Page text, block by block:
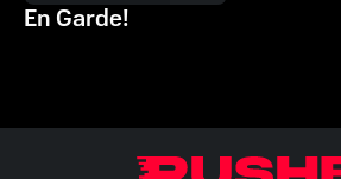
En Garde!